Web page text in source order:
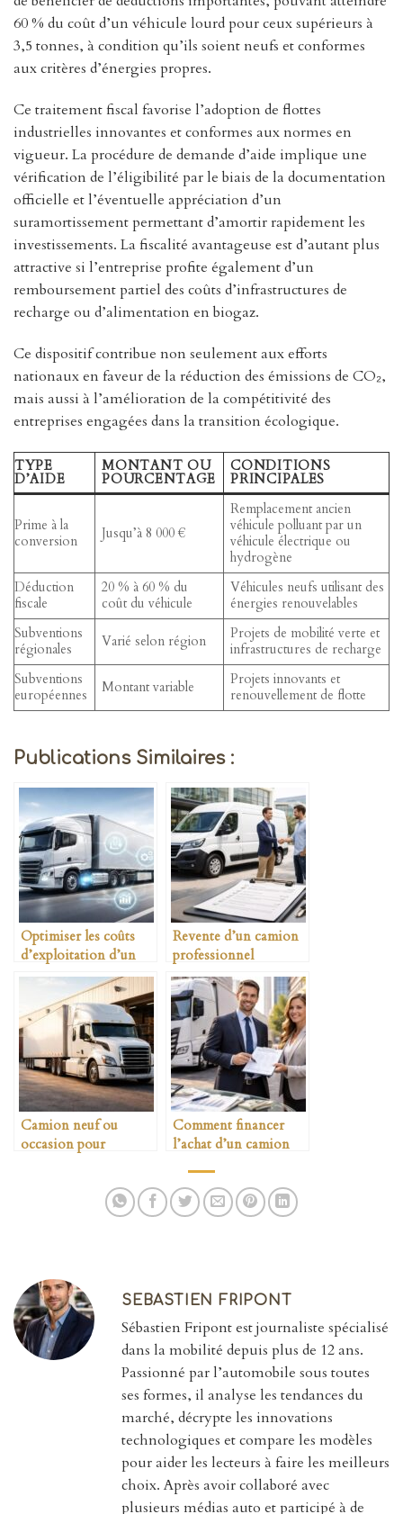
60 % du coût d’un véhicule lourd pour ceux supérieurs à
3,5 tonnes, à condition qu’ils soient neufs et conformes
aux critères d’énergies propres.
Ce traitement fiscal favorise l’adoption de flottes
industrielles innovantes et conformes aux normes en
vigueur. La procédure de demande d’aide implique une
vérification de l’éligibilité par le biais de la documentation
officielle et l’éventuelle appréciation d’un
suramortissement permettant d’amortir rapidement les
investissements. La fiscalité avantageuse est d’autant plus
attractive si l’entreprise profite également d’un
remboursement partiel des coûts d’infrastructures de
recharge ou d’alimentation en biogaz.
Ce dispositif contribue non seulement aux efforts
nationaux en faveur de la réduction des émissions de CO₂,
mais aussi à l’amélioration de la compétitivité des
entreprises engagées dans la transition écologique.
TYPE
D’AIDE
MONTANT OU
POURCENTAGE
CONDITIONS
PRINCIPALES
Prime à la
conversion
Jusqu’à 8 000 €
Remplacement ancien
véhicule polluant par un
véhicule électrique ou
hydrogène
Déduction
fiscale
20 % à 60 % du
coût du véhicule
Véhicules neufs utilisant des
énergies renouvelables
Subventions
régionales
Varié selon région
Projets de mobilité verte et
infrastructures de recharge
Subventions
européennes
Montant variable
Projets innovants et
renouvellement de flotte
Publications Similaires :
Optimiser les coûts
d’exploitation d’un
camion
Revente d’un camion
professionnel
comment maximiser le
prix
Camion neuf ou
occasion pour
Comment financer
l’achat d’un camion
SEBASTIEN FRIPONT
Sébastien Fripont est journaliste spécialisé
dans la mobilité depuis plus de 12 ans.
Passionné par l’automobile sous toutes
ses formes, il analyse les tendances du
marché, décrypte les innovations
technologiques et compare les modèles
pour aider les lecteurs à faire les meilleurs
choix. Après avoir collaboré avec
plusieurs médias auto et participé à de